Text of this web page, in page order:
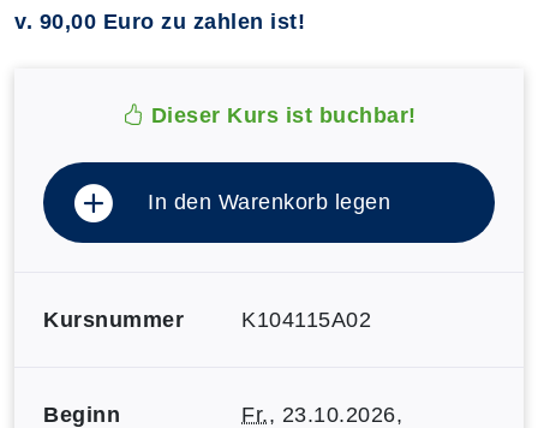
v. 90,00 Euro zu zahlen ist!
Dieser Kurs ist buchbar!
In den Warenkorb legen
Kursnummer K104115A02
Beginn Fr., 23.10.2026,